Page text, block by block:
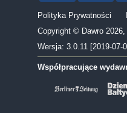
Polityka Prywatności
Copyright © Dawro
Wersja: 3.0.11 [2019-07-
Współpracujące